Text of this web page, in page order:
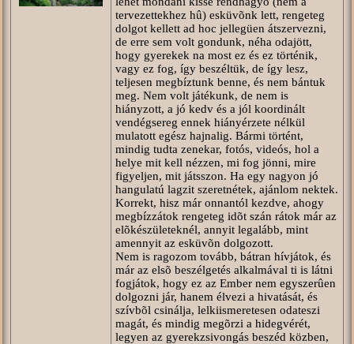
tervezettekhez hû) esküvõnk lett, rengeteg
dolgot kellett ad hoc jellegüen átszervezni,
de erre sem volt gondunk, néha odajött,
hogy gyerekek na most ez és ez történik,
vagy ez fog, így beszéltük, de így lesz,
teljesen megbíztunk benne, és nem bántuk
meg. Nem volt játékunk, de nem is
hiányzott, a jó kedv és a jól koordinált
vendégsereg ennek hiányérzete nélkül
mulatott egész hajnalig. Bármi történt,
mindig tudta zenekar, fotós, videós, hol a
helye mit kell nézzen, mi fog jönni, mire
figyeljen, mit játsszon. Ha egy nagyon jó
hangulatú lagzit szeretnétek, ajánlom nektek.
Korrekt, hisz már onnantól kezdve, ahogy
megbízzátok rengeteg idõt szán rátok már az
elõkészületeknél, annyit legalább, mint
amennyit az esküvõn dolgozott.
Nem is ragozom tovább, bátran hívjátok, és
már az elsõ beszélgetés alkalmával ti is látni
fogjátok, hogy ez az Ember nem egyszerûen
dolgozni jár, hanem élvezi a hivatását, és
szívbõl csinálja, lelkiismeretesen odateszi
magát, és mindig megõrzi a hidegvérét,
legyen az gyerekzsivongás beszéd közben,